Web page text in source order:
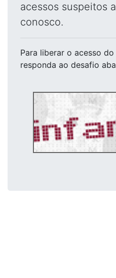
acessos suspeitos
conosco.
Para liberar o acesso do
responda ao desafio